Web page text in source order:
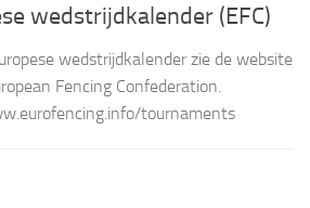
wedstrijdkalender (EFC)
wedstrijdkalender zie de website
Fencing Confederation.
tournaments